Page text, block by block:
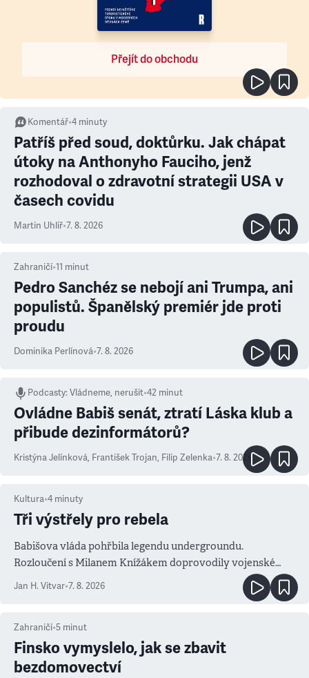
Přejít do obchodu
Komentář•4 minuty
Patříš před soud, doktůrku. Jak chápat
útoky na Anthonyho Fauciho, jenž
rozhodoval o zdravotní strategii USA v
časech covidu
Martin Uhlíř•7. 8. 2026
Zahraničí•11 minut
Pedro Sanchéz se nebojí ani Trumpa, ani
populistů. Španělský premiér jde proti
proudu
Dominika Perlínová•7. 8. 2026
Podcasty:Vládneme, nerušit•42 minut
Ovládne Babiš senát, ztratí Láska klub a
přibude dezinformátorů?
Kristýna Jelínková, František Trojan, Filip Zelenka•7. 8. 2026
Kultura•4 minuty
Tři výstřely pro rebela
Babišova vláda pohřbila legendu undergroundu.
Rozloučení s Milanem Knížákem doprovodily vojenské
salvy i kritika pokrokářů
Jan H. Vitvar•7. 8. 2026
Zahraničí•5 minut
Finsko vymyslelo, jak se zbavit
bezdomovectví